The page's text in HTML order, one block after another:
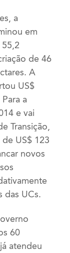
a
em
de 46
A
US$
a
e vai
Transição,
US$ 123
novos
das UCs.
60
atendeu